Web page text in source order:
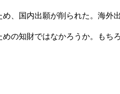
国内出願が削られた。海外
知財ではなかろうか。もち